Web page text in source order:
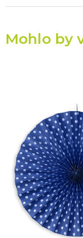
Mohlo by